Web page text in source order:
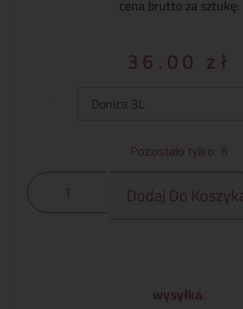
cena brutto za sztukę:
36.00 zł
Pozostało tylko: 8
Dodaj Do
wysyłka: